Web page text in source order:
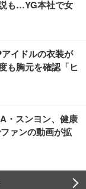
も…YG本社で女
イドルの衣装が
も胸元を確認「ヒ
・スンヨン、健康
ァンの動画が拡